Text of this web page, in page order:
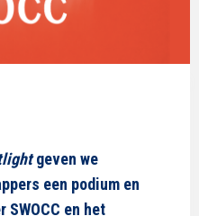
geven we
een podium en
SWOCC en het